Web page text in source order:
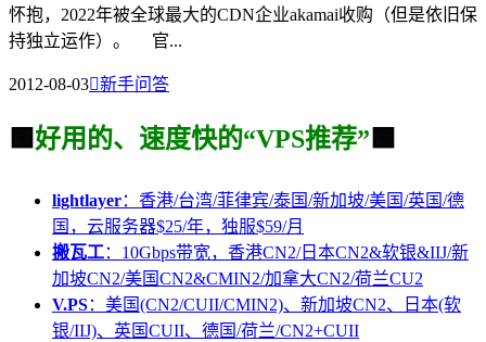
怀抱，2022年被全球最大的CDN企业akamai收购（但是依旧保
持独立运作）。 官...
2012-08-03新手问答
🟩 好用的、速度快的“VPS推荐” 🟩
lightlayer：香港/台湾/菲律宾/泰国/新加坡/美国/英国/德
国，云服务器$25/年，独服$59/月
搬瓦工：10Gbps带宽，香港CN2/日本CN2&软银&IIJ/新
加坡CN2/美国CN2&CMIN2/加拿大CN2/荷兰CU2
V.PS：美国(CN2/CUII/CMIN2)、新加坡CN2、日本(软
银/IIJ)、英国CUII、德国/荷兰/CN2+CUII